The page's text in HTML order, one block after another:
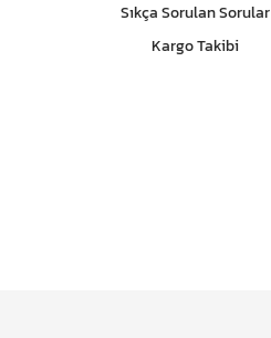
Sıkça Sorulan Sorular
Kargo Takibi